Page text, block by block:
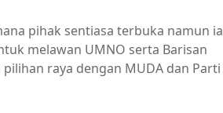
pihak sentiasa terbuka namun ia
melawan UMNO serta Barisan
raya dengan MUDA dan Parti